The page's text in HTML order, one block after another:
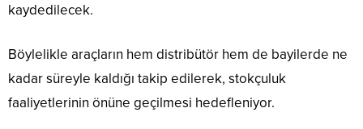
kaydedilecek.
Böylelikle araçların hem distribütör hem de bayilerde ne
kadar süreyle kaldığı takip edilerek, stokçuluk
faaliyetlerinin önüne geçilmesi hedefleniyor.